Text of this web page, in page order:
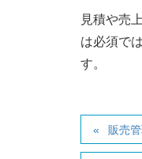
見積や売
は必須で
す。
販売